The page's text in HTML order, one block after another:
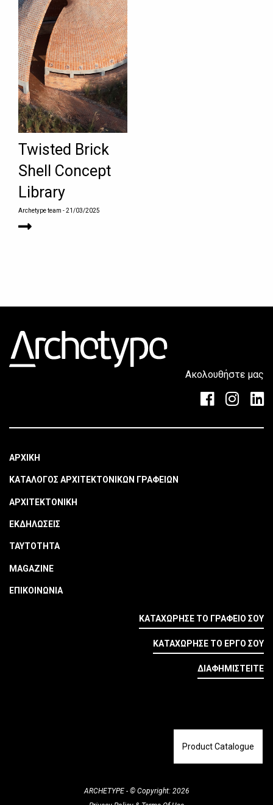
Twisted Brick
Shell Concept
Library
Archetype team - 21/03/2025
Ακολουθήστε μας
ΑΡΧΙΚΗ
ΚΑΤΑΛΟΓΟΣ ΑΡΧΙΤΕΚΤΟΝΙΚΩΝ ΓΡΑΦΕΙΩΝ
ΑΡΧΙΤΕΚΤΟΝΙΚΗ
ΕΚΔΗΛΩΣΕΙΣ
ΤΑΥΤΟΤΗΤΑ
MAGAZINE
ΕΠΙΚΟΙΝΩΝΙΑ
ΚΑΤΑΧΩΡΗΣΕ ΤΟ ΓΡΑΦΕΙΟ ΣΟΥ
ΚΑΤΑΧΩΡΗΣΕ ΤΟ ΕΡΓΟ ΣΟΥ
ΔΙΑΦΗΜΙΣΤΕΙΤΕ
Product Catalogue
ARCHETYPE - © Copyright: 2026